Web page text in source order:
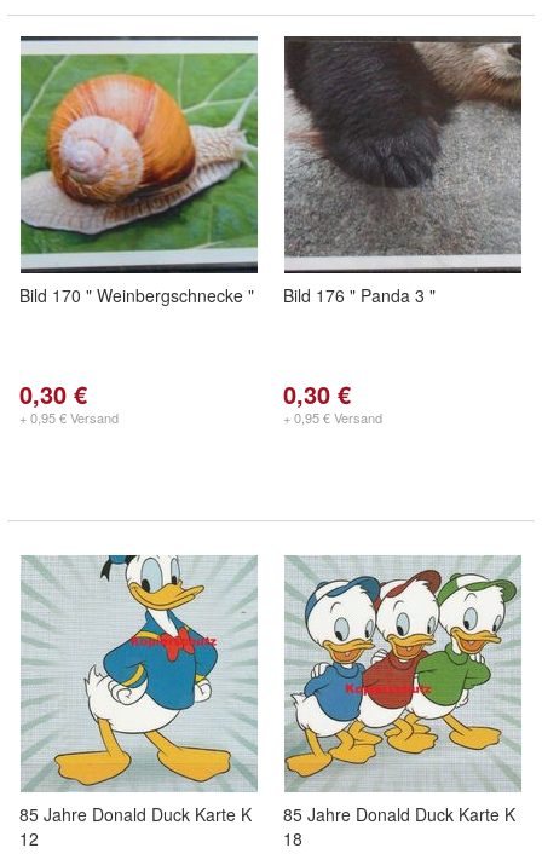
Bild 170 " Weinbergschnecke "
0,30 €
+ 0,95 € Versand
Bild 176 " Panda 3 "
0,30 €
+ 0,95 € Versand
85 Jahre Donald Duck Karte K
12
85 Jahre Donald Duck Karte K
18